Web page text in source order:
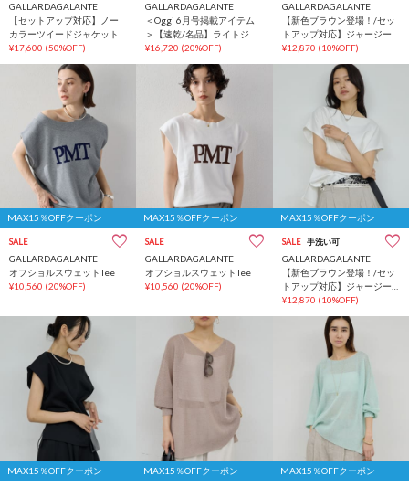
GALLARDAGALANTE
【セットアップ対応】ノー
カラーツイードジャケット
¥17,600 (50%OFF)
GALLARDAGALANTE
＜Oggi 6月号掲載アイテム
＞【速乾/名品】ライトジャ
ージーワイドパンツ
¥16,720 (20%OFF)
GALLARDAGALANTE
【新色ブラウン登場！/セッ
トアップ対応】ジャージー
ボートカットソー
¥12,870 (10%OFF)
MAX15％OFFクーポン
SALE
GALLARDAGALANTE
オフショルスウェットTee
¥10,560 (20%OFF)
MAX15％OFFクーポン
SALE
GALLARDAGALANTE
オフショルスウェットTee
¥10,560 (20%OFF)
MAX15％OFFクーポン
SALE 手洗い可
GALLARDAGALANTE
【新色ブラウン登場！/セッ
トアップ対応】ジャージー
ボートカットソー
¥12,870 (10%OFF)
MAX15％OFFクーポン MAX15％OFFクーポン MAX15％OFFクーポン